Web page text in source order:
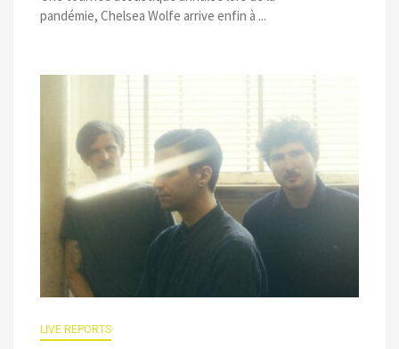
pandémie, Chelsea Wolfe arrive enfin à ...
LIVE REPORTS